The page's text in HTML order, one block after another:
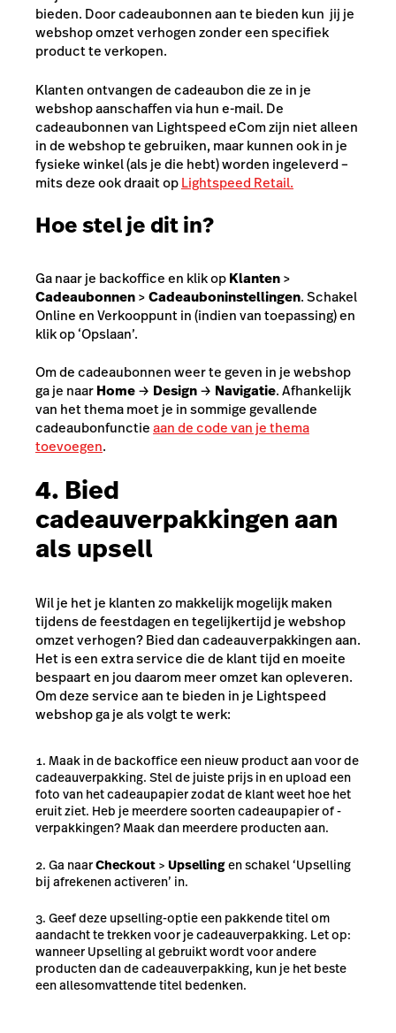
bieden. Door cadeaubonnen aan te bieden kun jij je
webshop omzet verhogen zonder een specifiek
product te verkopen.
Klanten ontvangen de cadeaubon die ze in je
webshop aanschaffen via hun e-mail. De
cadeaubonnen van Lightspeed eCom zijn niet alleen
in de webshop te gebruiken, maar kunnen ook in je
fysieke winkel (als je die hebt) worden ingeleverd –
mits deze ook draait opLightspeed Retail.
Hoe stel je dit in?
Ga naar je backoffice en klik opKlanten>
Cadeaubonnen>Cadeauboninstellingen. Schakel
Online en Verkooppunt in (indien van toepassing) en
klik op ‘Opslaan’.
Om de cadeaubonnen weer te geven in je webshop
ga je naarHome→ Design→ Navigatie. Afhankelijk
van het thema moet je in sommige gevallende
cadeaubonfunctieaan de code van je thema
toevoegen.
4. Bied
cadeauverpakkingen aan
als upsell
Wil je het je klanten zo makkelijk mogelijk maken
tijdens de feestdagen en tegelijkertijd je webshop
omzet verhogen? Bied dan cadeauverpakkingen aan.
Het is een extra service die de klant tijd en moeite
bespaart en jou daarom meer omzet kan opleveren.
Om deze service aan te bieden in je Lightspeed
webshop ga je als volgt te werk:
Maak in de backoffice een nieuw product aan voor de
cadeauverpakking. Stel de juiste prijs in en upload een
foto van het cadeaupapier zodat de klant weet hoe het
eruit ziet. Heb je meerdere soorten cadeaupapier of -
verpakkingen? Maak dan meerdere producten aan.
Ga naarCheckout > Upsellingen schakel ‘Upselling
bij afrekenen activeren’ in.
Geef deze upselling-optie een pakkende titel om
aandacht te trekken voor je cadeauverpakking. Let op:
wanneer Upselling al gebruikt wordt voor andere
producten dan de cadeauverpakking, kun je het beste
een allesomvattende titel bedenken.